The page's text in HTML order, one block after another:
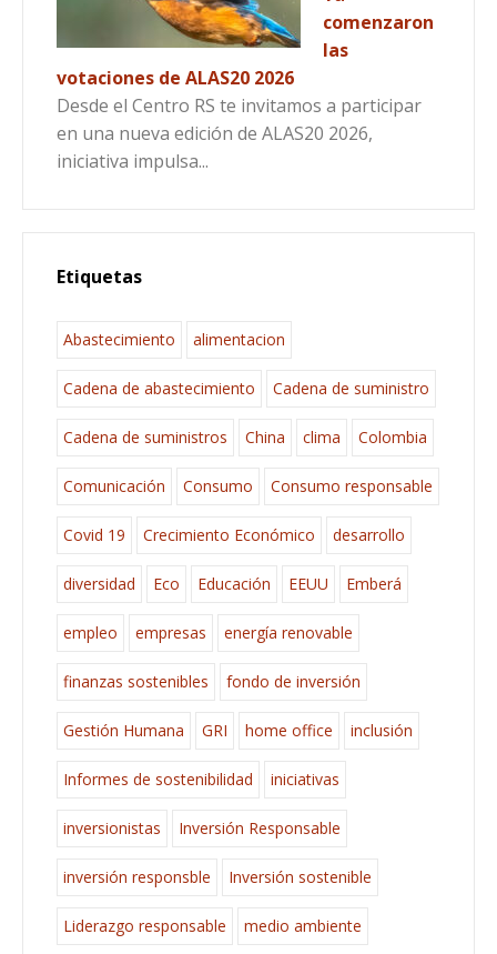
comenzaron
las
votaciones de ALAS20 2026
Desde el Centro RS te invitamos a participar
en una nueva edición de ALAS20 2026,
iniciativa impulsa...
Etiquetas
Abastecimiento alimentacion
Cadena de abastecimiento Cadena de suministro
Cadena de suministros China clima Colombia
Comunicación Consumo Consumo responsable
Covid 19 Crecimiento Económico desarrollo
diversidad Eco Educación EEUU Emberá
empleo empresas energía renovable
finanzas sostenibles fondo de inversión
Gestión Humana GRI home office inclusión
Informes de sostenibilidad iniciativas
inversionistas Inversión Responsable
inversión responsble Inversión sostenible
Liderazgo responsable medio ambiente